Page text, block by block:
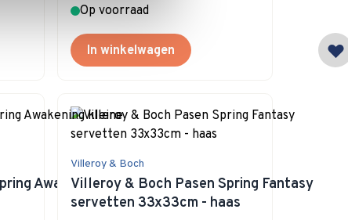
Op voorraad
In winkelwagen
Awakening
Villeroy & Boch
Villeroy & Boch Pasen Spring Fantasy
servetten 33x33cm - haas